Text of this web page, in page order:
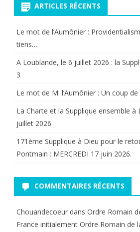
ARTICLES RÉCENTS
Le mot de l’Aumônier :
tiens…
A Loublande, le 6 juillet 2026 : la
3
Le mot de M. l’Aumônier : Un coup
La Charte et la Supplique ensemble à
juillet 2026
171ème Supplique à Dieu pour le
Pontmain : MERCREDI 17 juin 2026.
COMMENTAIRES RÉCENTS
Chouandecoeur dans Ordre Romain
France initialement Ordre Romain de